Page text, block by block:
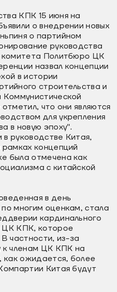
КПК 15 июня на
о внедрении новых
о партийном
руководства
комитета Политбюро ЦК
назвал концепции
в истории
строительства и
Коммунистической
что они являются
для укрепления
в новую эпоху".
руководстве Китая,
рамках концепций
была отмечена как
с китайской
в день
многим оценкам, стала
кардинального
ЦК КПК, которое
частности, из-за
к членам ЦК КПК на
как ожидается, более
Китая будут